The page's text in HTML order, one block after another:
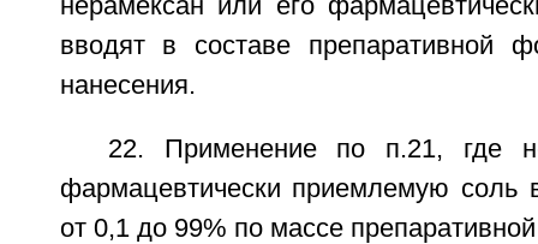
нерамексан или его
вводят в составе препаративной
нанесения.
22. Применение по п.21, где
фармацевтически приемлемую соль
от 0,1 до 99% по массе